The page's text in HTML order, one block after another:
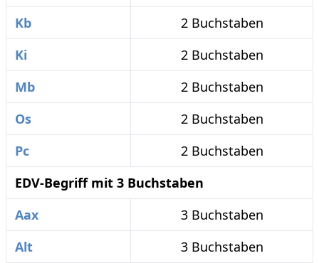
Kb
2 Buchstaben
Ki
2 Buchstaben
Mb
2 Buchstaben
Os
2 Buchstaben
Pc
2 Buchstaben
EDV-Begriff mit 3 Buchstaben
Aax
3 Buchstaben
Alt
3 Buchstaben